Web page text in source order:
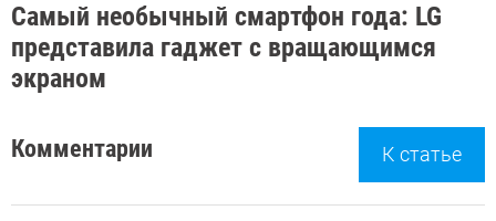
Самый необычный смартфон года: LG
представила гаджет с вращающимся
экраном
Комментарии К статье